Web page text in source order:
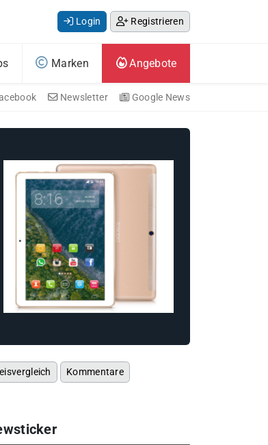
Login Registrieren
Marken Angebote
Newsletter Google News
Kommentare